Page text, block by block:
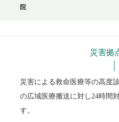
院
災害拠
災害による救命医療等の高度
の広域医療搬送に対し24時間
す。